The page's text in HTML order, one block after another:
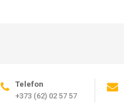
Telefon
+373 (62) 02 57 57